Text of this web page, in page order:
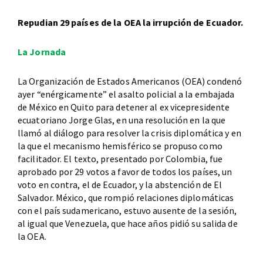
Repudian 29 países de la OEA la irrupción de Ecuador.
La Jornada
La Organización de Estados Americanos (OEA) condenó
ayer “enérgicamente” el asalto policial a la embajada
de México en Quito para detener al ex vicepresidente
ecuatoriano Jorge Glas, en una resolución en la que
llamó al diálogo para resolver la crisis diplomática y en
la que el mecanismo hemisférico se propuso como
facilitador. El texto, presentado por Colombia, fue
aprobado por 29 votos a favor de todos los países, un
voto en contra, el de Ecuador, y la abstención de El
Salvador. México, que rompió relaciones diplomáticas
con el país sudamericano, estuvo ausente de la sesión,
al igual que Venezuela, que hace años pidió su salida de
la OEA.